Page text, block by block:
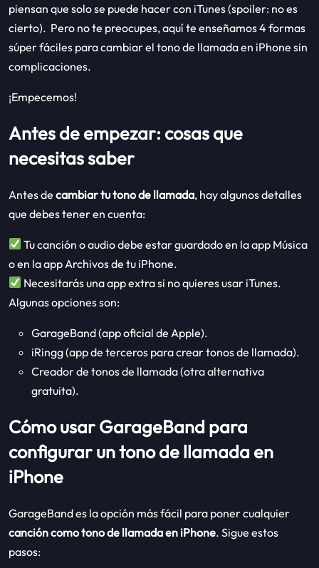
piensan que solo se puede hacer con iTunes (spoiler: no es
cierto). Pero no te preocupes, aquí te enseñamos 4 formas
súper fáciles para cambiar el tono de llamada en iPhone sin
complicaciones.
¡Empecemos!
Antes de empezar: cosas que
necesitas saber
Antes de cambiar tu tono de llamada, hay algunos detalles
que debes tener en cuenta:
Tu canción o audio debe estar guardado en la app Música
o en la app Archivos de tu iPhone.
Necesitarás una app extra si no quieres usar iTunes.
Algunas opciones son:
GarageBand (app oficial de Apple).
iRingg (app de terceros para crear tonos de llamada).
Creador de tonos de llamada (otra alternativa
gratuita).
Cómo usar GarageBand para
configurar un tono de llamada en
iPhone
GarageBand es la opción más fácil para poner cualquier
canción como tono de llamada en iPhone. Sigue estos
pasos: